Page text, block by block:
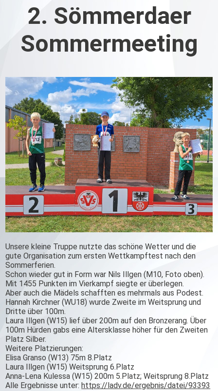
2. Sömmerdaer
Sommermeeting
Unsere kleine Truppe nutzte das schöne Wetter und die
gute Organisation zum ersten Wettkampftest nach den
Sommerferien.
Schon wieder gut in Form war Nils Illgen (M10, Foto oben).
Mit 1455 Punkten im Vierkampf siegte er überlegen.
Aber auch die Mädels schafften es mehrmals aus Podest.
Hannah Kirchner (WU18) wurde Zweite im Weitsprung und
Dritte über 100m.
Laura Illgen (W15) lief über 200m auf den Bronzerang. Über
100m Hürden gabs eine Altersklasse höher für den Zweiten
Platz Silber.
Weitere Platzierungen:
Elisa Granso (W13) 75m 8.Platz
Laura Illgen (W15) Weitsprung 6.Platz
Anna-Lena Kulessa (W15) 200m 5.Platz; Weitsprung 8.Platz
Alle Ergebnisse unter:https://ladv.de/ergebnis/datei/93393